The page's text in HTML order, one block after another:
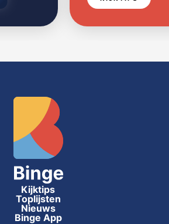
Kijktips
Toplijsten
Nieuws
Binge App